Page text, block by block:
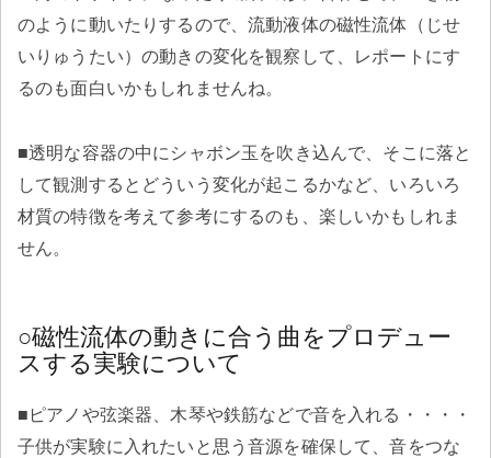
のように動いたりするので、流動液体の磁性流体（じせ
いりゅうたい）の動きの変化を観察して、レポートにす
るのも面白いかもしれませんね。
■透明な容器の中にシャボン玉を吹き込んで、そこに落と
して観測するとどういう変化が起こるかなど、いろいろ
材質の特徴を考えて参考にするのも、楽しいかもしれま
せん。
○磁性流体の動きに合う曲をプロデュー
スする実験について
■ピアノや弦楽器、木琴や鉄筋などで音を入れる・・・・
子供が実験に入れたいと思う音源を確保して、音をつな